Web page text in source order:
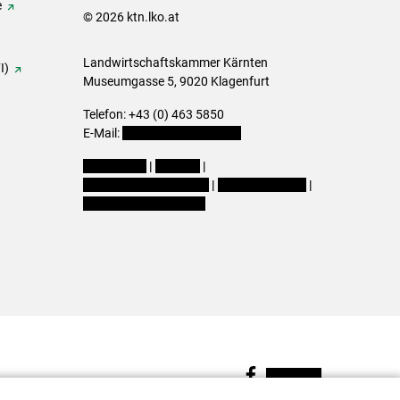
© 2026 ktn.lko.at
Landwirtschaftskammer Kärnten
Museumgasse 5, 9020 Klagenfurt
Telefon: +43 (0) 463 5850
E-Mail:
|
|
|
|
Facebook